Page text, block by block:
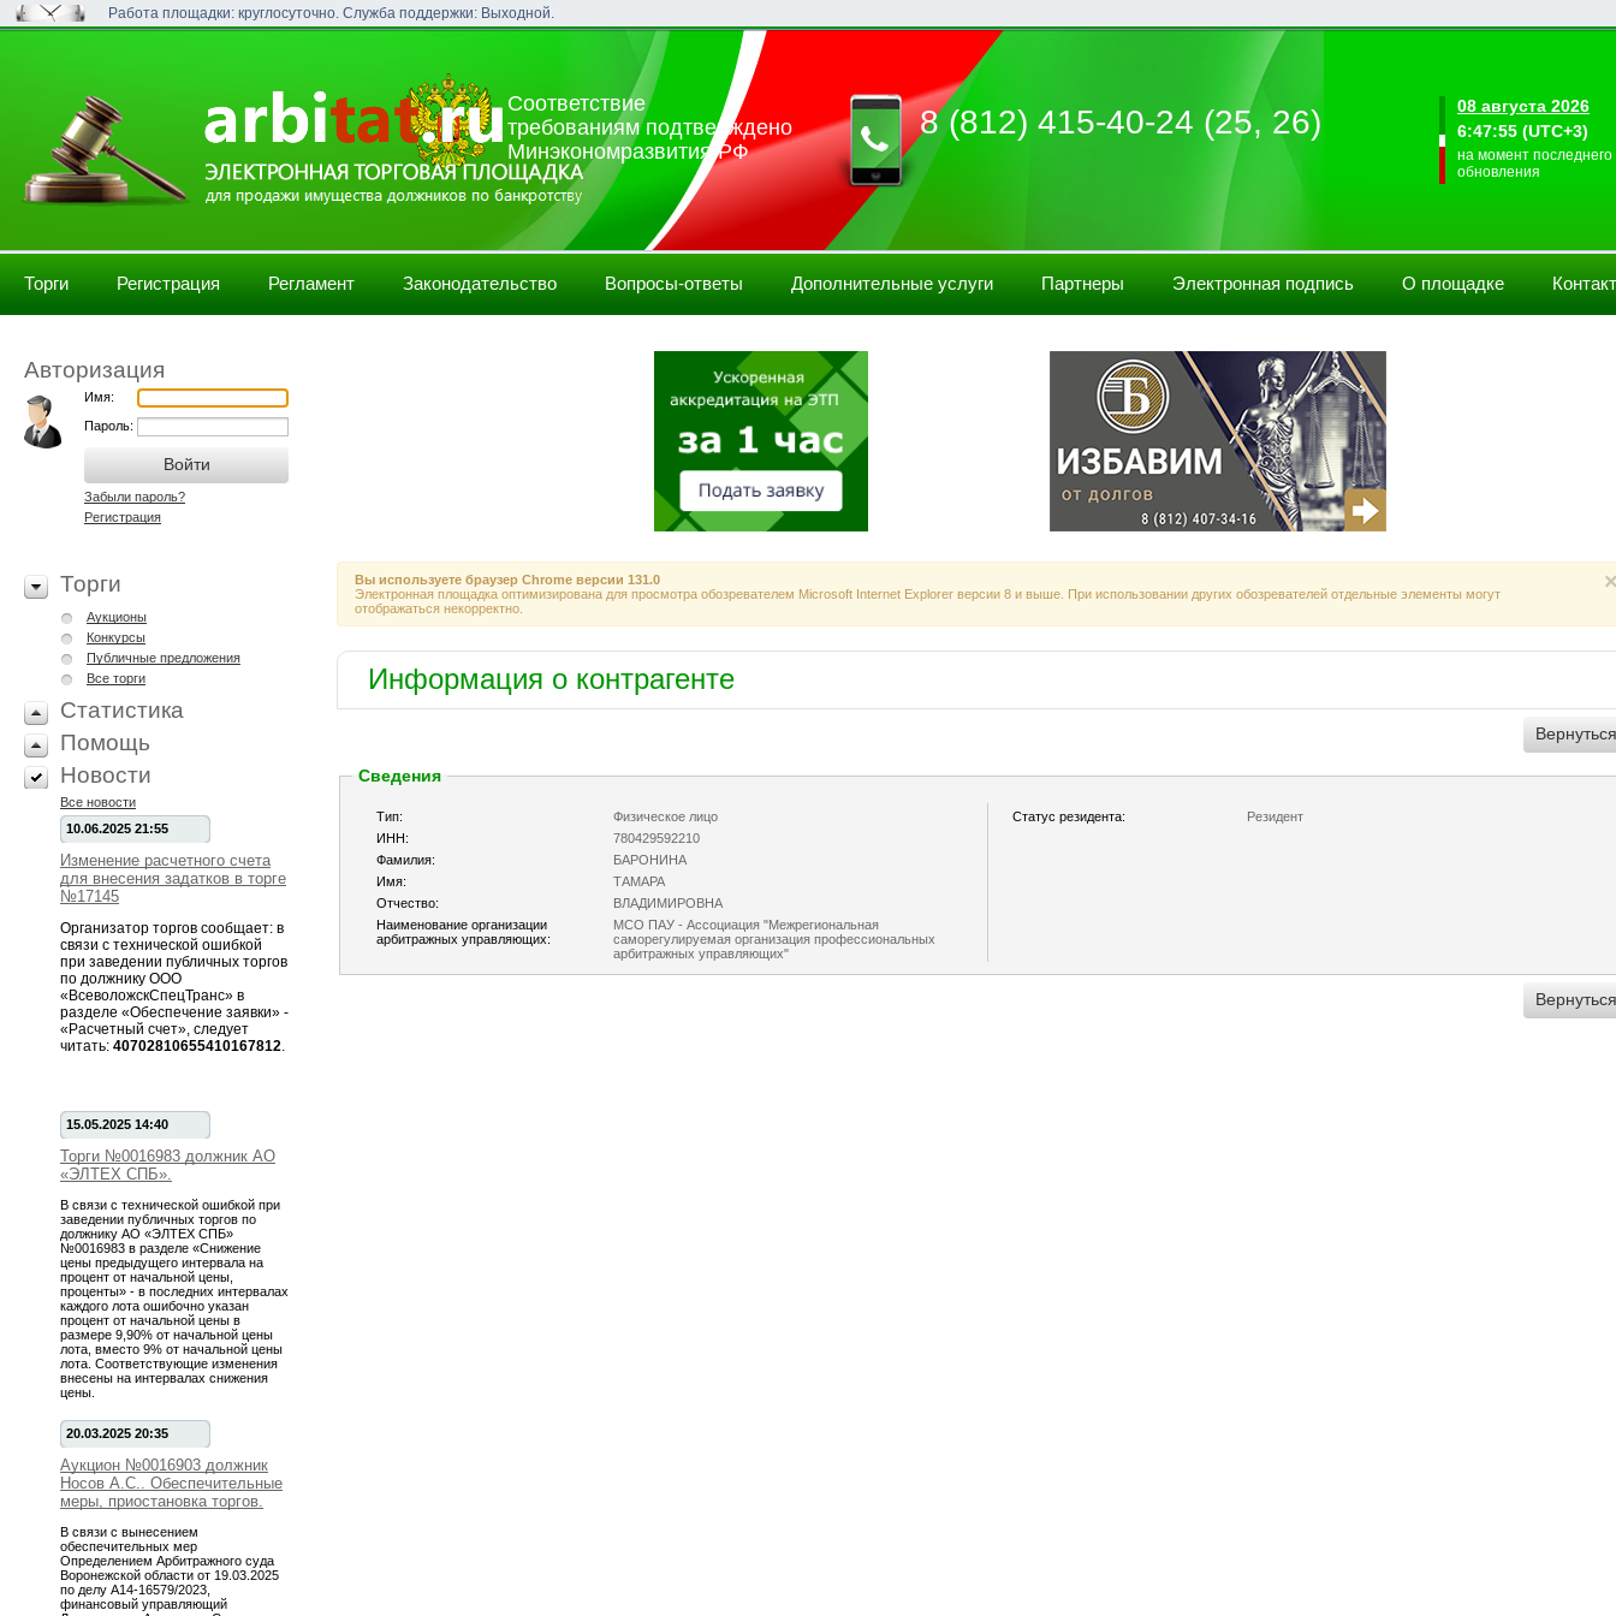
08 августа 2026
6:47:55 (UTC+3)
на момент последнего
обновления
Работа площадки: круглосуточно. Служба поддержки: Выходной.
8 (812) 415-40-24 (25, 26)
Соответствие
требованиям подтверждено
Минэкономразвития РФ
Торги Регистрация Регламент Законодательство Вопросы-ответы Дополнительные услуги Партнеры Электронная подпись О площадке
Авторизация
Имя:
Пароль:
Забыли пароль?
Регистрация
Торги
Аукционы
Конкурсы
Публичные предложения
Все торги
Статистика
Помощь
Новости
Все новости
10.06.2025 21:55
Изменение расчетного счета
для внесения задатков в торге
№17145
Организатор торгов сообщает: в
связи с технической ошибкой
при заведении публичных торгов
по должнику ООО
«ВсеволожскСпецТранс» в
разделе «Обеспечение заявки» -
«Расчетный счет», следует
читать: 40702810655410167812.
15.05.2025 14:40
Торги №0016983 должник АО
«ЭЛТЕХ СПБ».
В связи с технической ошибкой при
заведении публичных торгов по
должнику АО «ЭЛТЕХ СПБ»
№0016983 в разделе «Снижение
цены предыдущего интервала на
процент от начальной цены,
проценты» - в последних интервалах
каждого лота ошибочно указан
процент от начальной цены в
размере 9,90% от начальной цены
лота, вместо 9% от начальной цены
лота. Соответствующие изменения
внесены на интервалах снижения
цены.
20.03.2025 20:35
Аукцион №0016903 должник
Носов А.С.. Обеспечительные
меры, приостановка торгов.
В связи с вынесением
обеспечительных мер
Определением Арбитражного суда
Воронежской области от 19.03.2025
по делу А14-16579/2023,
финансовый управляющий
Вы используете браузер Chrome версии 131.0
Электронная площадка оптимизирована для просмотра обозревателем Microsoft Internet Explorer версии 8 и выше. При использовании других обозревателей отдельные элементы могут
отображаться некорректно.
Информация о контрагенте
Сведения
Тип: Физическое лицо Статус резидента:
Резидент
ИНН:
780429592210
Фамилия:
БАРОНИНА
Имя:
ТАМАРА
Отчество:
ВЛАДИМИРОВНА
Наименование организации
арбитражных управляющих:
МСО ПАУ - Ассоциация "Межрегиональная
саморегулируемая организация профессиональных
арбитражных управляющих"